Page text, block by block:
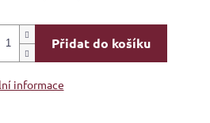
Přidat do košíku
informace